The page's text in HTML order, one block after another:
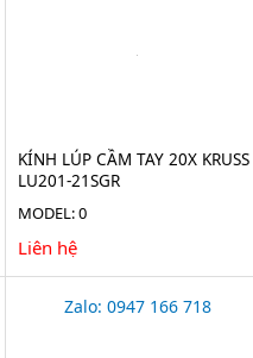
KÍNH LÚP CẦM TAY 20X KRUSS
LU201-21SGR
MODEL: 0
Liên hệ
Zalo: 0947 166 718